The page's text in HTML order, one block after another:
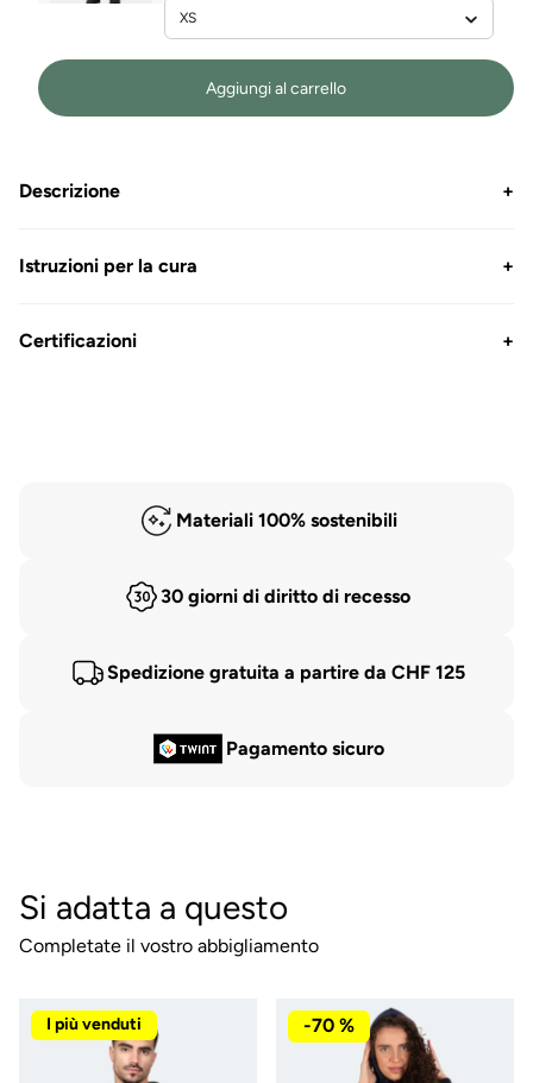
Aggiungi al carrello
Descrizione +
Istruzioni per la cura +
Certificazioni +
Materiali 100% sostenibili
30 giorni di diritto di recesso
Spedizione gratuita a partire da CHF 125
Pagamento sicuro
Si adatta a questo
Completate il vostro abbigliamento
I più venduti -70 %